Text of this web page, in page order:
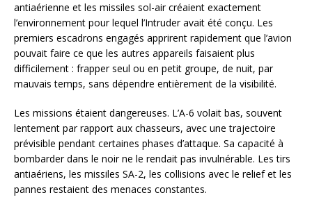
antiaérienne et les missiles sol-air créaient exactement
l’environnement pour lequel l’Intruder avait été conçu. Les
premiers escadrons engagés apprirent rapidement que l’avion
pouvait faire ce que les autres appareils faisaient plus
difficilement : frapper seul ou en petit groupe, de nuit, par
mauvais temps, sans dépendre entièrement de la visibilité.
Les missions étaient dangereuses. L’A-6 volait bas, souvent
lentement par rapport aux chasseurs, avec une trajectoire
prévisible pendant certaines phases d’attaque. Sa capacité à
bombarder dans le noir ne le rendait pas invulnérable. Les tirs
antiaériens, les missiles SA-2, les collisions avec le relief et les
pannes restaient des menaces constantes.